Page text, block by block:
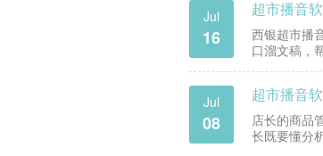
Jul
16
西银超市播
口溜文稿，
Jul
08
超市播音
店长的商品
长既要懂分